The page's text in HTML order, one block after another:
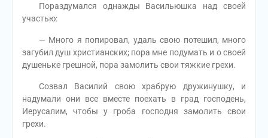
Пораздумался однажды Васильюшка над своей
участью:
— Много я попировал, удаль свою потешил, много
загубил душ христианских; пора мне подумать и о своей
душеньке грешной, пора замолить свои тяжкие грехи.
Созвал Василий свою храбрую дружинушку, и
надумали они все вместе поехать в град господень,
Иерусалим, чтобы у гроба господня замолить свои
грехи.